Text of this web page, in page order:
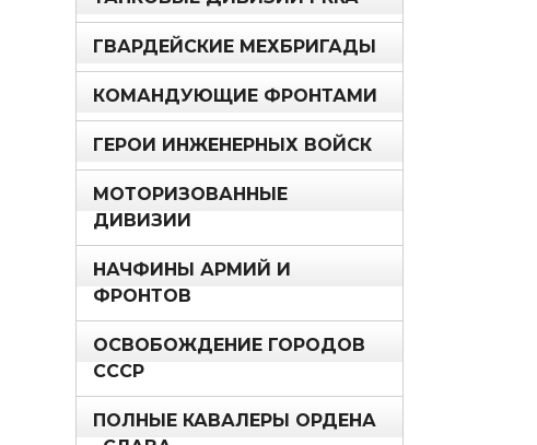
ГВАРДЕЙСКИЕ МЕХБРИГАДЫ
КОМАНДУЮЩИЕ ФРОНТАМИ
ГЕРОИ ИНЖЕНЕРНЫХ ВОЙСК
МОТОРИЗОВАННЫЕ
ДИВИЗИИ
НАЧФИНЫ АРМИЙ И
ФРОНТОВ
ОСВОБОЖДЕНИЕ ГОРОДОВ
СССР
ПОЛНЫЕ КАВАЛЕРЫ ОРДЕНА